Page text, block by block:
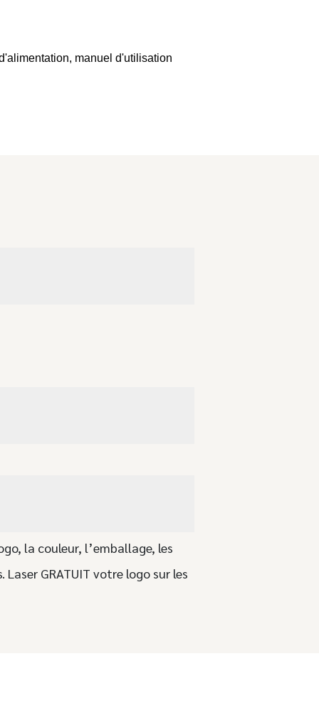
manuel d'utilisation
la couleur, l’emballage, les
GRATUIT votre logo sur les